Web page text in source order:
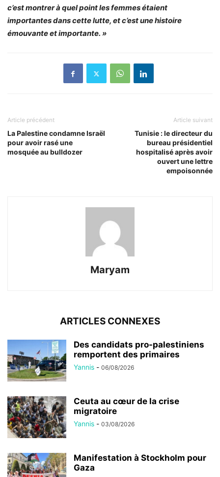
c’est montrer à quel point les femmes étaient
importantes dans cette lutte, et c’est une histoire
émouvante et importante. »
Article précédent
La Palestine condamne Israël
pour avoir rasé une
mosquée au bulldozer
Article suivant
Tunisie : le directeur du
bureau présidentiel
hospitalisé après avoir
ouvert une lettre
empoisonnée
Maryam
ARTICLES CONNEXES
Des candidats pro-palestiniens
remportent des primaires
Yannis - 06/08/2026
Ceuta au cœur de la crise
migratoire
Yannis - 03/08/2026
Manifestation à Stockholm pour
Gaza